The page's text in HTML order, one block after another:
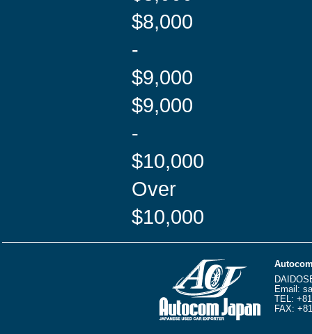
$8,000
-
$9,000
$9,000
-
$10,000
Over
$10,000
Email:
TEL:
FAX: